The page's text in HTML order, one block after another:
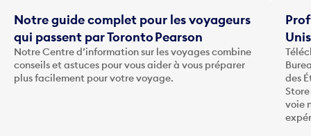
Notre guide complet pour les voyageurs
qui passent par Toronto Pearson
Notre Centre d’information sur les voyages combine
conseils et astuces pour vous aider à vous préparer
plus facilement pour votre voyage.
des
voie